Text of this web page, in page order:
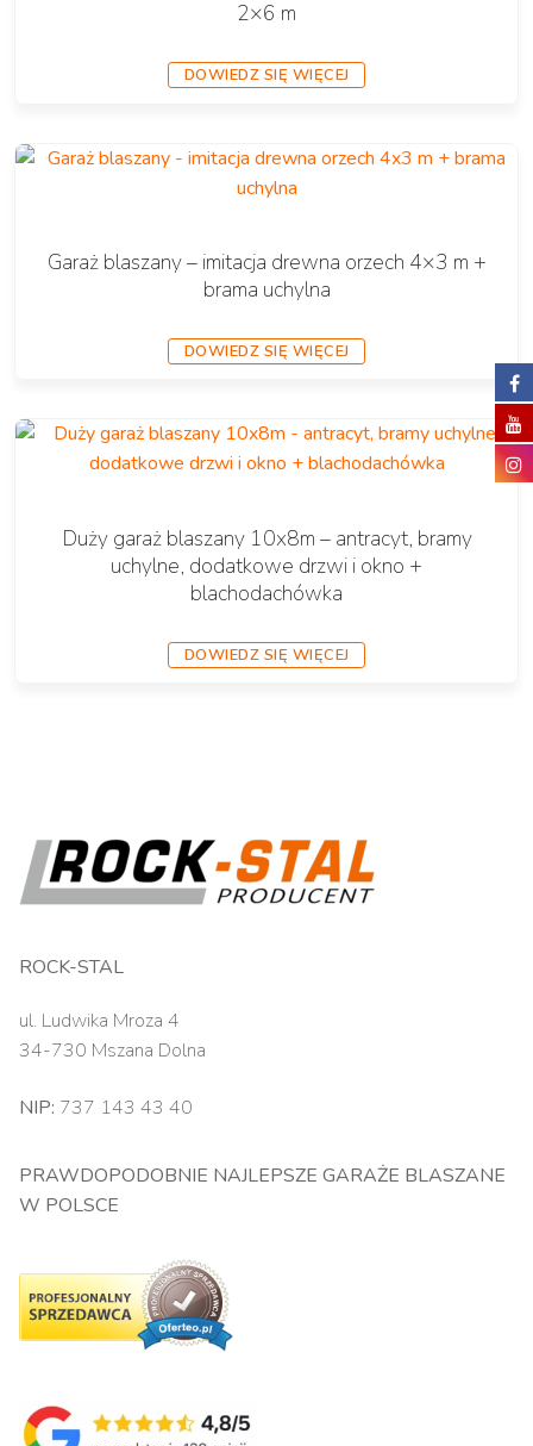
2×6 m
DOWIEDZ SIĘ WIĘCEJ
Garaż blaszany – imitacja drewna orzech 4×3 m +
brama uchylna
DOWIEDZ SIĘ WIĘCEJ
Duży garaż blaszany 10x8m – antracyt, bramy
uchylne, dodatkowe drzwi i okno +
blachodachówka
DOWIEDZ SIĘ WIĘCEJ
ROCK-STAL
ul. Ludwika Mroza 4
34-730 Mszana Dolna
NIP: 737 143 43 40
PRAWDOPODOBNIE NAJLEPSZE GARAŻE BLASZANE
W POLSCE